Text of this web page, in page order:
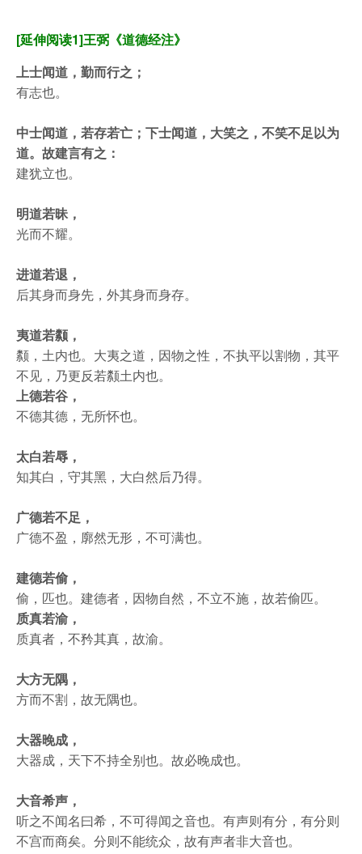
[延伸阅读1]王弼《道德经注》
上士闻道，勤而行之；
有志也。
中士闻道，若存若亡；下士闻道，大笑之，不笑不足以为
道。故建言有之：
建犹立也。
明道若昧，
光而不耀。
进道若退，
后其身而身先，外其身而身存。
夷道若颣，
颣，土内也。大夷之道，因物之性，不执平以割物，其平
不见，乃更反若颣土内也。
上德若谷，
不德其德，无所怀也。
太白若辱，
知其白，守其黑，大白然后乃得。
广德若不足，
广德不盈，廓然无形，不可满也。
建德若偷，
偷，匹也。建德者，因物自然，不立不施，故若偷匹。
质真若渝，
质真者，不矜其真，故渝。
大方无隅，
方而不割，故无隅也。
大器晚成，
大器成，天下不持全别也。故必晚成也。
大音希声，
听之不闻名曰希，不可得闻之音也。有声则有分，有分则
不宫而商矣。分则不能统众，故有声者非大音也。